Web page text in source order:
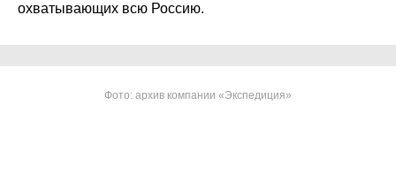
охватывающих всю Россию.
Фото: архив компании «Экспедиция»